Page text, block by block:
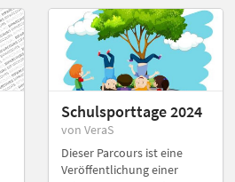
Schulsporttage 2024
von VeraS
Dieser Parcours ist eine
Veröffentlichung einer